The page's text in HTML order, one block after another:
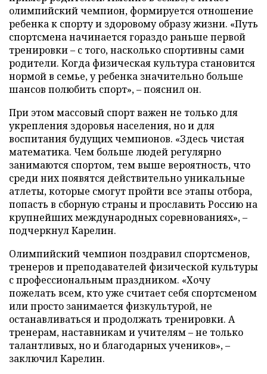
олимпийский чемпион, формируется отношение
ребенка к спорту и здоровому образу жизни. «Путь
спортсмена начинается гораздо раньше первой
тренировки – с того, насколько спортивны сами
родители. Когда физическая культура становится
нормой в семье, у ребенка значительно больше
шансов полюбить спорт», – пояснил он.
При этом массовый спорт важен не только для
укрепления здоровья населения, но и для
воспитания будущих чемпионов. «Здесь чистая
математика. Чем больше людей регулярно
занимаются спортом, тем выше вероятность, что
среди них появятся действительно уникальные
атлеты, которые смогут пройти все этапы отбора,
попасть в сборную страны и прославить Россию на
крупнейших международных соревнованиях», –
подчеркнул Карелин.
Олимпийский чемпион поздравил спортсменов,
тренеров и преподавателей физической культуры
с профессиональным праздником. «Хочу
пожелать всем, кто уже считает себя спортсменом
или просто занимается физкультурой, не
останавливаться и продолжать тренировки. А
тренерам, наставникам и учителям – не только
талантливых, но и благодарных учеников», –
заключил Карелин.